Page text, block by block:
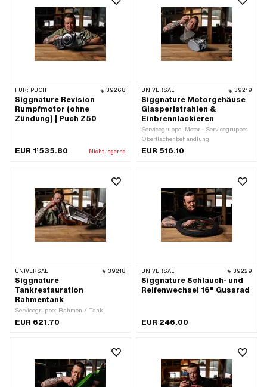
FÜR: PUCH 39268
Siggnature Revision
Rumpfmotor (ohne
Zündung) | Puch Z50
EUR 1’535.80 Nicht lagernd
UNIVERSAL 39219
Siggnature Motorgehäuse
Glasperlstrahlen &
Einbrennlackieren
Servicegruppe: Motor · Servicegruppe:
Oberflächenbehandlung
EUR 516.10
UNIVERSAL 39218
Siggnature
Tankrestauration
Rahmentank
Servicegruppe: Rahmen / Tank
EUR 621.70
UNIVERSAL 39229
Siggnature Schlauch- und
Reifenwechsel 16" Gussrad
EUR 246.00